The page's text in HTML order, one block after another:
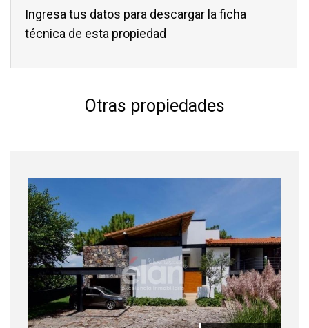
Ingresa tus datos para descargar la ficha
técnica de esta propiedad
Otras propiedades